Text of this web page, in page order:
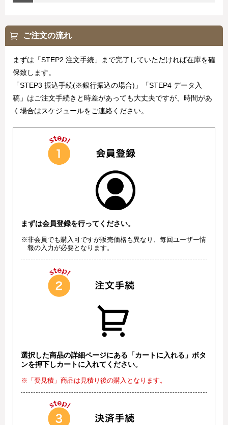
ご注文の流れ
まずは「STEP2 注文手続」まで完了していただければ在庫を確
保致します。
「STEP3 振込手続(※銀行振込の場合)」「STEP4 データ入
稿」はご注文手続きと時差があっても大丈夫ですが、時間があ
く場合はスケジュールをご連絡ください。
まずは会員登録を行ってください。
※非会員でも購入可ですが販売価格も異なり、毎回ユーザー情
報の入力が必要となります。
選択した商品の詳細ページにある「カートに入れる」ボタ
ンを押下しカートに入れてください。
※「要見積」商品は見積り後の購入となります。